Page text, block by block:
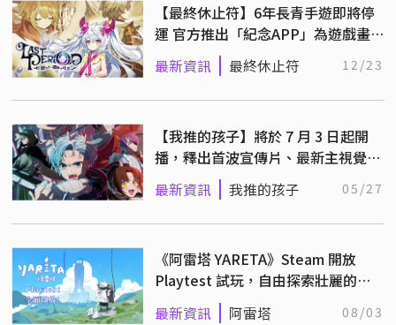
【最終休止符】6年長青手遊即將停
運 官方推出「紀念APP」為遊戲畫
下句點
最新資訊 最終休止符 12/23
【我推的孩子】將於 7 月 3 日起開
播，釋出首波宣傳片、最新主視覺
圖！
最新資訊 我推的孩子 05/27
《阿雷塔 YARETA》Steam 開放
Playtest 試玩，自由探索壯麗的古
老大地！
最新資訊 阿雷塔 08/03